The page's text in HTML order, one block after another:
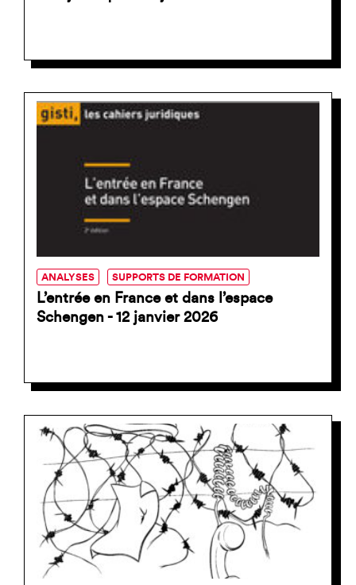
ANALYSES SUPPORTS DE FORMATION
L’entrée en France et dans l’espace
Schengen - 12 janvier 2026